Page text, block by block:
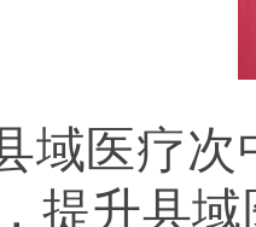
域医疗
提升县